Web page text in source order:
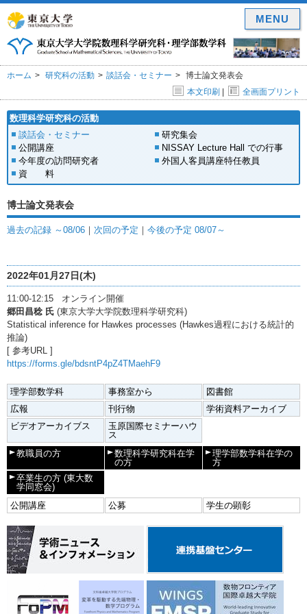
ホーム 研究科の活動 談話会・セミナー
博士論文発表会
本文印刷 | 全画面プリント
数理科学研究科の活動
談話会・セミナー
研究集会
公開講座
NISSAY Lecture Hall での行事
今年度の訪問研究者
外国人客員講座特任教員
資 料
博士論文発表会
過去の記録 ～08/06 ｜ 次回の予定 ｜ 今後の予定 08/07～
2022年01月27日(木)
11:00-12:15 オンライン開催
郷田昌稔 氏 (東京大学大学院数理科学研究科)
Statistical inference for Hawkes processes (Hawkes過程における統計的
推論)
[ 参考URL ]
https://forms.gle/bdsntP4pZ4TMaehF9
理学部数学科 事務室から
図書館
広報
刊行物
学術資料アーカイブ
ビデオアーカイブス
玉原国際セミナーハウ
ス
教職員の方
数理科学研究科在学
の方
理学部数学科在学の
方
卒業生の方 (東大数
学同窓会)
公開講座
公募 学生の顕彰
MENU